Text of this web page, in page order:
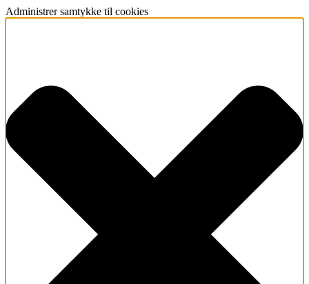
Administrer samtykke til cookies